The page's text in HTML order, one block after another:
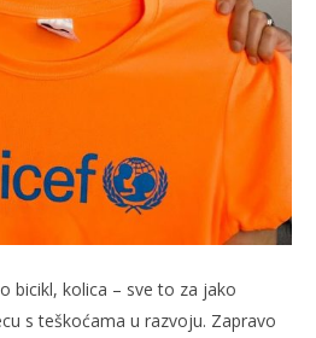
bicikl, kolica – sve to za jako
s teškoćama u razvoju. Zapravo